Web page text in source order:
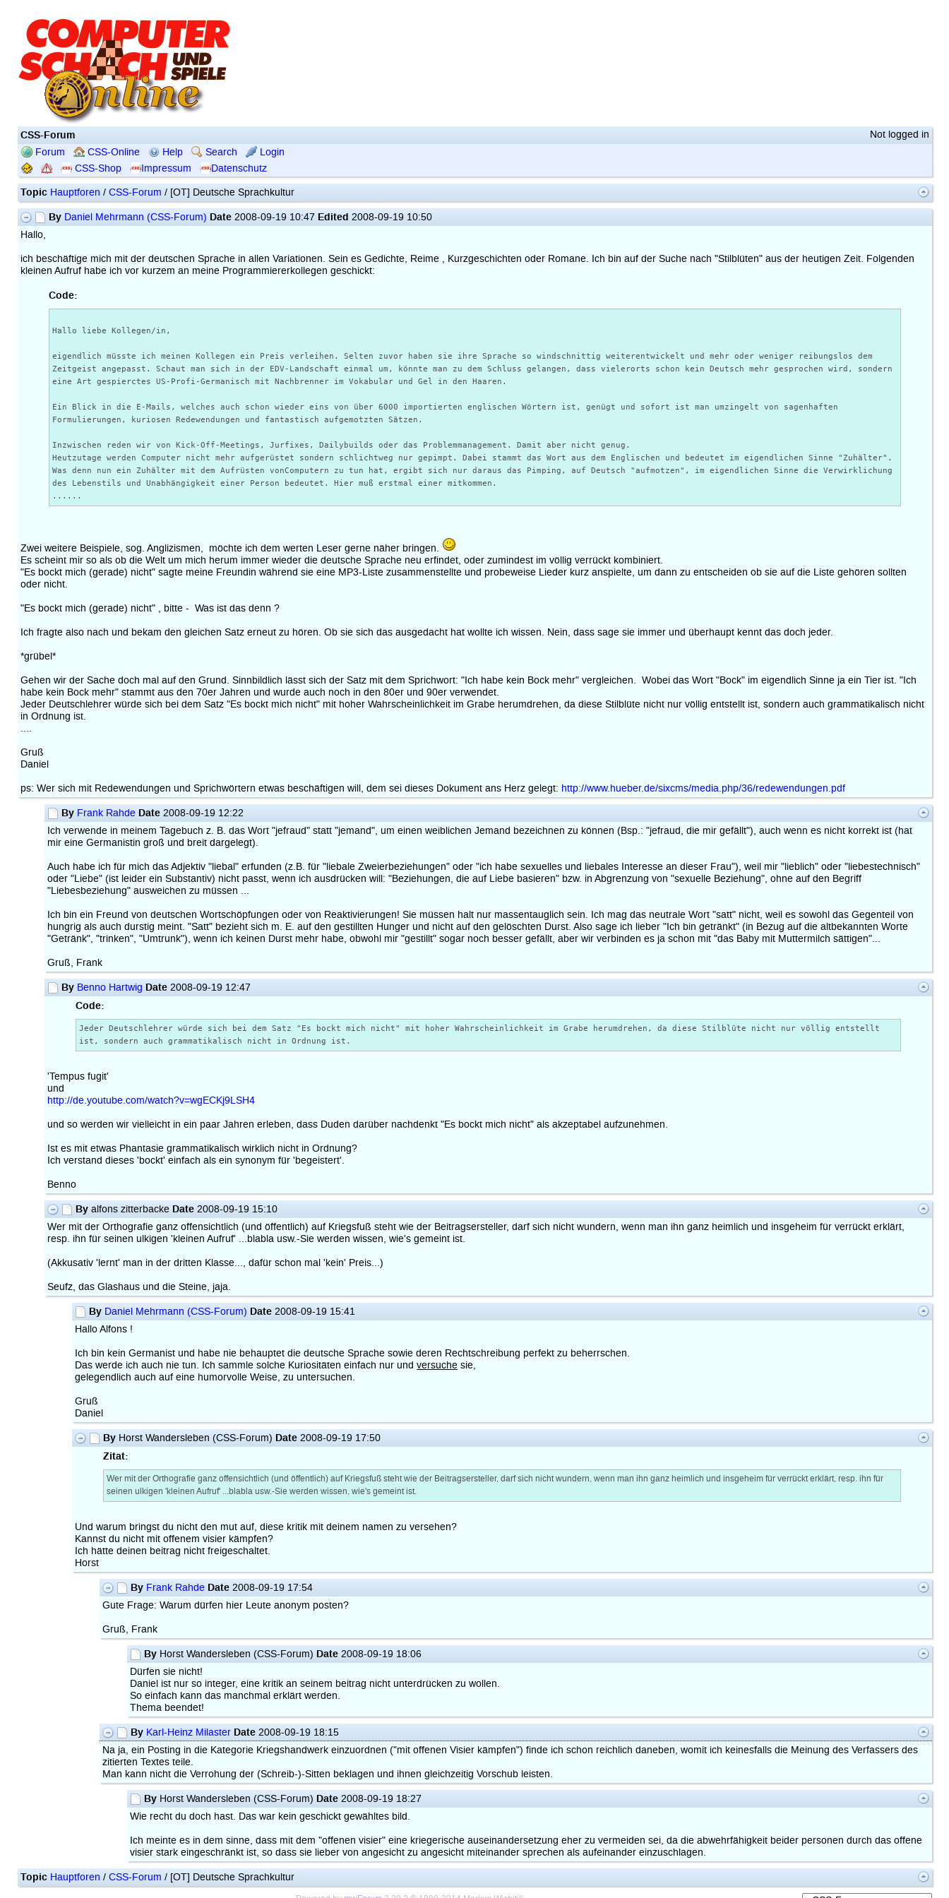
Not logged in
CSS-Forum
Forum CSS-Online Help Search
Login
CSS-Shop
Impressum Datenschutz
Topic Hauptforen / CSS-Forum / [OT] Deutsche Sprachkultur
By Daniel Mehrmann (CSS-Forum) Date2008-09-19 10:47 Edited 2008-09-19 10:50
Hallo,
ich beschäftige mich mit der deutschen Sprache in allen Variationen. Sein es Gedichte, Reime , Kurzgeschichten oder Romane. Ich bin auf der Suche nach "Stilblüten" aus der heutigen Zeit. Folgenden
kleinen Aufruf habe ich vor kurzem an meine Programmiererkollegen geschickt:
Code:
Hallo liebe Kollegen/in,
eigendlich müsste ich meinen Kollegen ein Preis verleihen. Selten zuvor haben sie ihre Sprache so windschnittig weiterentwickelt und mehr oder weniger reibungslos dem
Zeitgeist angepasst. Schaut man sich in der EDV-Landschaft einmal um, könnte man zu dem Schluss gelangen, dass vielerorts schon kein Deutsch mehr gesprochen wird, sondern
eine Art gespierctes US-Profi-Germanisch mit Nachbrenner im Vokabular und Gel in den Haaren.
Ein Blick in die E-Mails, welches auch schon wieder eins von über 6000 importierten englischen Wörtern ist, genügt und sofort ist man umzingelt von sagenhaften
Formulierungen, kuriosen Redewendungen und fantastisch aufgemotzten Sätzen.
Inzwischen reden wir von Kick-Off-Meetings, Jurfixes, Dailybuilds oder das Problemmanagement. Damit aber nicht genug.
Heutzutage werden Computer nicht mehr aufgerüstet sondern schlichtweg nur gepimpt. Dabei stammt das Wort aus dem Englischen und bedeutet im eigendlichen Sinne "Zuhälter".
Was denn nun ein Zuhälter mit dem Aufrüsten vonComputern zu tun hat, ergibt sich nur daraus das Pimping, auf Deutsch "aufmotzen", im eigendlichen Sinne die Verwirklichung
des Lebenstils und Unabhängigkeit einer Person bedeutet. Hier muß erstmal einer mitkommen.
......
Zwei weitere Beispiele, sog. Anglizismen, möchte ich dem werten Leser gerne näher bringen.
Es scheint mir so als ob die Welt um mich herum immer wieder die deutsche Sprache neu erfindet, oder zumindest im völlig verrückt kombiniert.
"Es bockt mich (gerade) nicht" sagte meine Freundin während sie eine MP3-Liste zusammenstellte und probeweise Lieder kurz anspielte, um dann zu entscheiden ob sie auf die Liste gehören sollten
oder nicht.
"Es bockt mich (gerade) nicht" , bitte - Was ist das denn ?
Ich fragte also nach und bekam den gleichen Satz erneut zu hören. Ob sie sich das ausgedacht hat wollte ich wissen. Nein, dass sage sie immer und überhaupt kennt das doch jeder.
*grübel*
Gehen wir der Sache doch mal auf den Grund. Sinnbildlich lässt sich der Satz mit dem Sprichwort: "Ich habe kein Bock mehr" vergleichen. Wobei das Wort "Bock" im eigendlich Sinne ja ein Tier ist. "Ich
habe kein Bock mehr" stammt aus den 70er Jahren und wurde auch noch in den 80er und 90er verwendet.
Jeder Deutschlehrer würde sich bei dem Satz "Es bockt mich nicht" mit hoher Wahrscheinlichkeit im Grabe herumdrehen, da diese Stilblüte nicht nur völlig entstellt ist, sondern auch grammatikalisch nicht
in Ordnung ist.
....
Gruß
Daniel
ps: Wer sich mit Redewendungen und Sprichwörtern etwas beschäftigen will, dem sei dieses Dokument ans Herz gelegt: http://www.hueber.de/sixcms/media.php/36/redewendungen.pdf
By Frank Rahde Date 2008-09-19 12:22
Ich verwende in meinem Tagebuch z. B. das Wort "jefraud" statt "jemand", um einen weiblichen Jemand bezeichnen zu können (Bsp.: "jefraud, die mir gefällt"), auch wenn es nicht korrekt ist (hat
mir eine Germanistin groß und breit dargelegt).
Auch habe ich für mich das Adjektiv "liebal" erfunden (z.B. für "liebale Zweierbeziehungen" oder "ich habe sexuelles und liebales Interesse an dieser Frau"), weil mir "lieblich" oder "liebestechnisch"
oder "Liebe" (ist leider ein Substantiv) nicht passt, wenn ich ausdrücken will: "Beziehungen, die auf Liebe basieren" bzw. in Abgrenzung von "sexuelle Beziehung", ohne auf den Begriff
"Liebesbeziehung" ausweichen zu müssen ...
Ich bin ein Freund von deutschen Wortschöpfungen oder von Reaktivierungen! Sie müssen halt nur massentauglich sein. Ich mag das neutrale Wort "satt" nicht, weil es sowohl das Gegenteil von
hungrig als auch durstig meint. "Satt" bezieht sich m. E. auf den gestillten Hunger und nicht auf den gelöschten Durst. Also sage ich lieber "Ich bin getränkt" (in Bezug auf die altbekannten Worte
"Getränk", "trinken", "Umtrunk"), wenn ich keinen Durst mehr habe, obwohl mir "gestillt" sogar noch besser gefällt, aber wir verbinden es ja schon mit "das Baby mit Muttermilch sättigen"...
Gruß, Frank
By Benno Hartwig Date 2008-09-19 12:47
Code:
Jeder Deutschlehrer würde sich bei dem Satz "Es bockt mich nicht" mit hoher Wahrscheinlichkeit im Grabe herumdrehen, da diese Stilblüte nicht nur völlig entstellt
ist, sondern auch grammatikalisch nicht in Ordnung ist.
'Tempus fugit'
und
http://de.youtube.com/watch?v=wgECKj9LSH4
und so werden wir vielleicht in ein paar Jahren erleben, dass Duden darüber nachdenkt "Es bockt mich nicht" als akzeptabel aufzunehmen.
Ist es mit etwas Phantasie grammatikalisch wirklich nicht in Ordnung?
Ich verstand dieses 'bockt' einfach als ein synonym für 'begeistert'.
Benno
By alfons zitterbacke Date 2008-09-19 15:10
Wer mit der Orthografie ganz offensichtlich (und öffentlich) auf Kriegsfuß steht wie der Beitragsersteller, darf sich nicht wundern, wenn man ihn ganz heimlich und insgeheim für verrückt erklärt,
resp. ihn für seinen ulkigen 'kleinen Aufruf' ...blabla usw.-Sie werden wissen, wie's gemeint ist.
(Akkusativ 'lernt' man in der dritten Klasse..., dafür schon mal 'kein' Preis...)
Seufz, das Glashaus und die Steine, jaja.
By Daniel Mehrmann (CSS-Forum) Date 2008-09-19 15:41
Hallo Alfons !
Ich bin kein Germanist und habe nie behauptet die deutsche Sprache sowie deren Rechtschreibung perfekt zu beherrschen.
Das werde ich auch nie tun. Ich sammle solche Kuriositäten einfach nur undversuche sie,
gelegendlich auch auf eine humorvolle Weise, zu untersuchen.
Gruß
Daniel
By Horst Wandersleben (CSS-Forum) Date 2008-09-19 17:50
Zitat:
Wer mit der Orthografie ganz offensichtlich (und öffentlich) auf Kriegsfuß steht wie der Beitragsersteller, darf sich nicht wundern, wenn man ihn ganz heimlich und insgeheim für verrückt erklärt, resp. ihn für
seinen ulkigen 'kleinen Aufruf' ...blabla usw.-Sie werden wissen, wie's gemeint ist.
Und warum bringst du nicht den mut auf, diese kritik mit deinem namen zu versehen?
Kannst du nicht mit offenem visier kämpfen?
Ich hätte deinen beitrag nicht freigeschaltet.
Horst
By Frank Rahde Date 2008-09-19 17:54
Gute Frage: Warum dürfen hier Leute anonym posten?
Gruß, Frank
ByHorst Wandersleben (CSS-Forum) Date2008-09-19 18:06
Dürfen sie nicht!
Daniel ist nur so integer, eine kritik an seinem beitrag nicht unterdrücken zu wollen.
So einfach kann das manchmal erklärt werden.
Thema beendet!
By Karl-Heinz Milaster Date 2008-09-19 18:15
Na ja, ein Posting in die Kategorie Kriegshandwerk einzuordnen ("mit offenen Visier kämpfen") finde ich schon reichlich daneben, womit ich keinesfalls die Meinung des Verfassers des
zitierten Textes teile.
Man kann nicht die Verrohung der (Schreib-)-Sitten beklagen und ihnen gleichzeitig Vorschub leisten.
ByHorst Wandersleben (CSS-Forum) Date2008-09-19 18:27
Wie recht du doch hast. Das war kein geschickt gewähltes bild.
Ich meinte es in dem sinne, dass mit dem "offenen visier" eine kriegerische auseinandersetzung eher zu vermeiden sei, da die abwehrfähigkeit beider personen durch das offene
visier stark eingeschränkt ist, so dass sie lieber von angesicht zu angesicht miteinander sprechen als aufeinander einzuschlagen.
Topic Hauptforen / CSS-Forum / [OT] Deutsche Sprachkultur